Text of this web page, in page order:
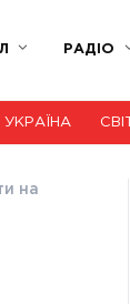
РАДІО
УКРАЇНА СВІТ
на